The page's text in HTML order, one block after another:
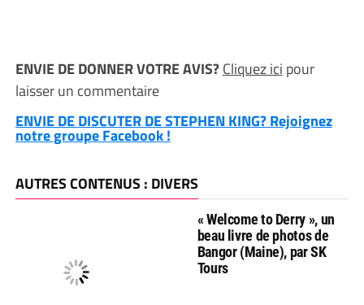
ENVIE DE DONNER VOTRE AVIS?Cliquez ici pour
laisser un commentaire
ENVIE DE DISCUTER DE STEPHEN KING? Rejoignez
notre groupe Facebook !
AUTRES CONTENUS : DIVERS
« Welcome to Derry », un
beau livre de photos de
Bangor (Maine), par SK
Tours